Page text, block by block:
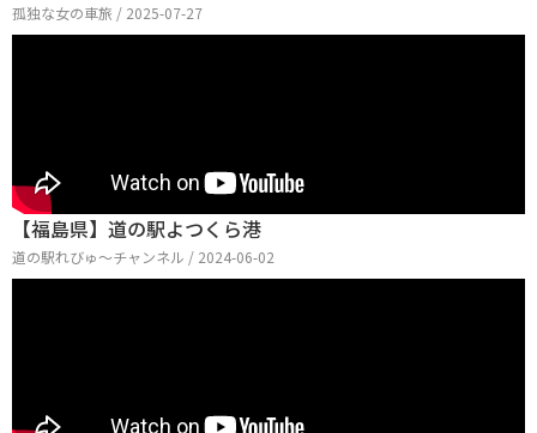
孤独な女の車旅 / 2025-07-27
【福島県】道の駅よつくら港
道の駅れびゅ〜チャンネル / 2024-06-02